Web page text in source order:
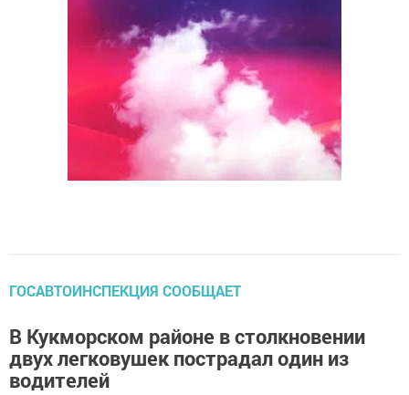
ГОСАВТОИНСПЕКЦИЯ СООБЩАЕТ
В Кукморском районе в столкновении
двух легковушек пострадал один из
водителей